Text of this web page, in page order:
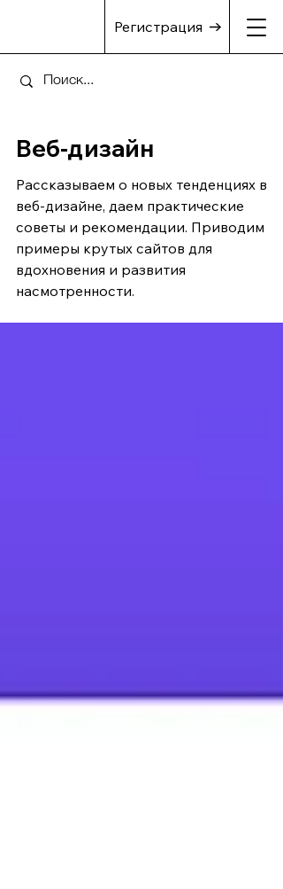
Регистрация
Веб-дизайн
Рассказываем о новых тенденциях в
веб-дизайне, даем практические
советы и рекомендации. Приводим
примеры крутых сайтов для
вдохновения и развития
насмотренности.